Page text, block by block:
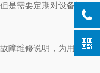
需要定期对设备运行
障维修说明，为用户使